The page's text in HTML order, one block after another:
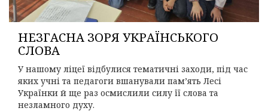
НЕЗГАСНА ЗОРЯ УКРАЇНСЬКОГО
СЛОВА
У нашому ліцеї відбулися тематичні заходи, під час
яких учні та педагоги вшанували пам’ять Лесі
Українки й ще раз осмислили силу її слова та
незламного духу.